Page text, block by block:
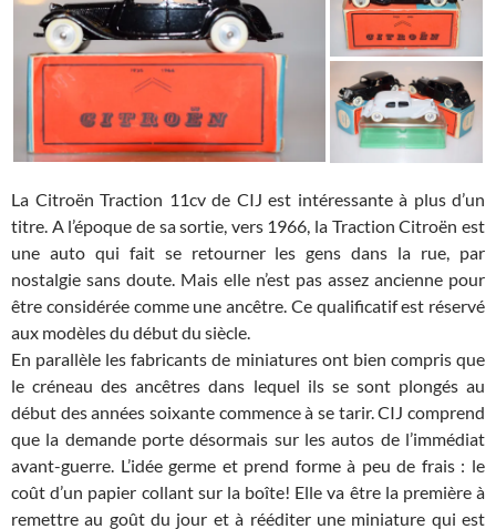
La Citroën Traction 11cv de CIJ est intéressante à plus d’un
titre. A l’époque de sa sortie, vers 1966, la Traction Citroën est
une auto qui fait se retourner les gens dans la rue, par
nostalgie sans doute. Mais elle n’est pas assez ancienne pour
être considérée comme une ancêtre. Ce qualificatif est réservé
aux modèles du début du siècle.
En parallèle les fabricants de miniatures ont bien compris que
le créneau des ancêtres dans lequel ils se sont plongés au
début des années soixante commence à se tarir. CIJ comprend
que la demande porte désormais sur les autos de l’immédiat
avant-guerre. L’idée germe et prend forme à peu de frais : le
coût d’un papier collant sur la boîte! Elle va être la première à
remettre au goût du jour et à rééditer une miniature qui est